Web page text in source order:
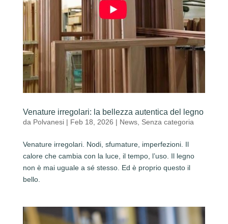
Venature irregolari: la bellezza autentica del legno
da Polvanesi| Feb 18, 2026 | News, Senza categoria
Venature irregolari. Nodi, sfumature, imperfezioni. Il
calore che cambia con la luce, il tempo, l’uso. Il legno
non è mai uguale a sé stesso. Ed è proprio questo il
bello.